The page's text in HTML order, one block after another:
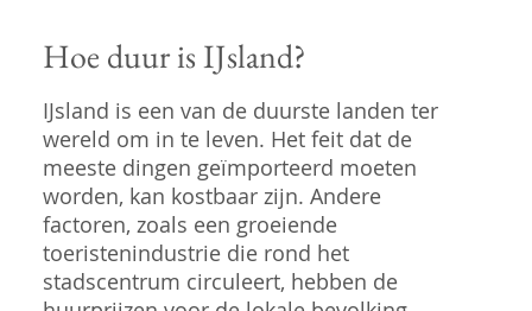
Hoe duur is IJsland?
IJsland is een van de duurste landen ter
wereld om in te leven. Het feit dat de
meeste dingen geïmporteerd moeten
worden, kan kostbaar zijn. Andere
factoren, zoals een groeiende
toeristenindustrie die rond het
stadscentrum circuleert, hebben de